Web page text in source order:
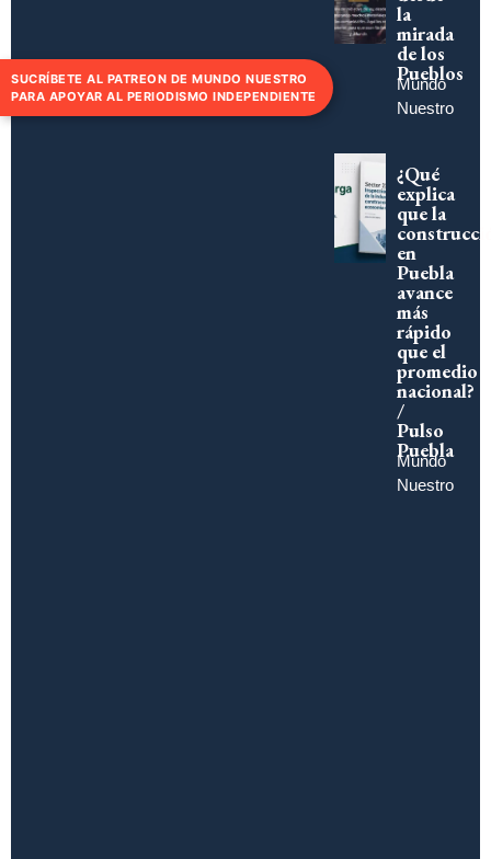
la
mirada
de los
Pueblos
Mundo
Nuestro
¿Qué
explica
que la
en
Puebla
avance
más
rápido
que el
promedio
nacional?
/
Pulso
Puebla
Mundo
Nuestro
SUCRÍBETE AL PATREON DE MUNDO NUESTRO
PARA APOYAR AL PERIODISMO INDEPENDIENTE